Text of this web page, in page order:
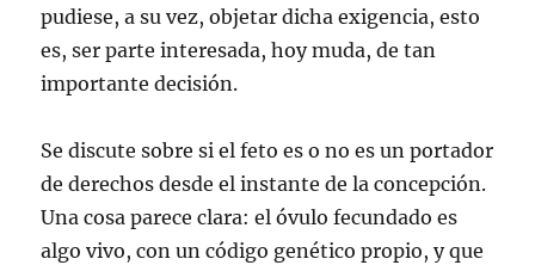
pudiese, a su vez, objetar dicha exigencia, esto
es, ser parte interesada, hoy muda, de tan
importante decisión.
Se discute sobre si el feto es o no es un portador
de derechos desde el instante de la concepción.
Una cosa parece clara: el óvulo fecundado es
algo vivo, con un código genético propio, y que